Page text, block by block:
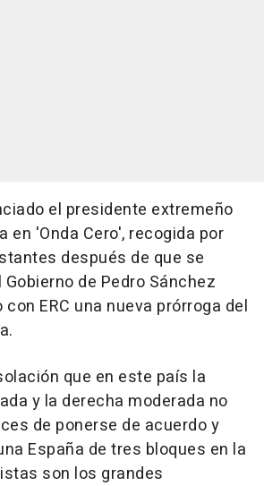
el presidente extremeño
en 'Onda Cero', recogida por
después de que se
de Pedro Sánchez
ERC una nueva prórroga del
que en este país la
y la derecha moderada no
de ponerse de acuerdo y
España de tres bloques en la
son los grandes